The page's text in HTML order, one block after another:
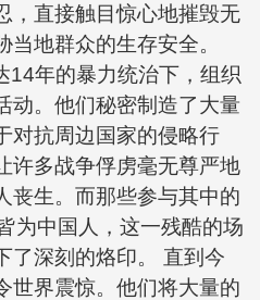
，直接触目惊心地摧毁无
地群众的生存安全。
14年的暴力统治下，组织
动。他们秘密制造了大量
对抗周边国家的侵略行
许多战争俘虏毫无尊严地
丧生。而那些参与其中的
为中国人，这一残酷的场
了深刻的烙印。 直到今
世界震惊。他们将大量的